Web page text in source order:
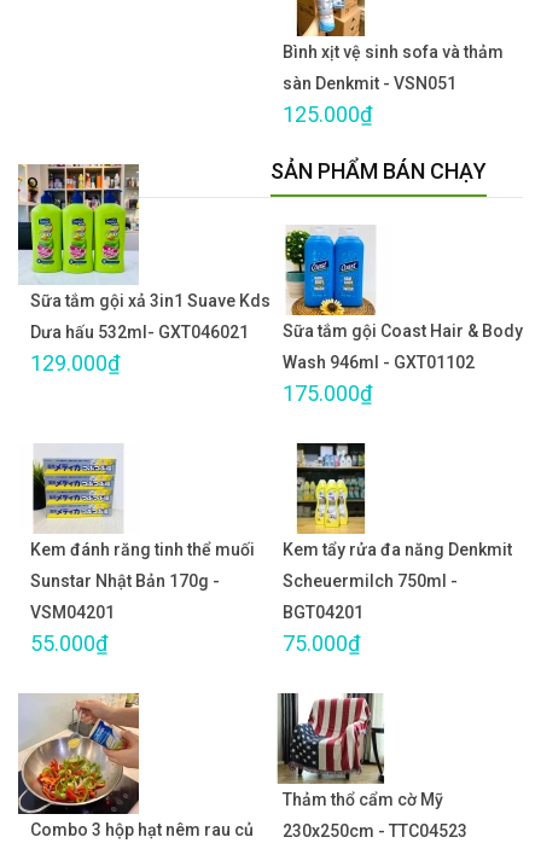
Bình xịt vệ sinh sofa và thảm
sàn Denkmit - VSN051
125.000₫
Sữa tắm gội xả 3in1 Suave Kds
Dưa hấu 532ml- GXT046021
129.000₫
SẢN PHẨM BÁN CHẠY
Sữa tắm gội Coast Hair & Body
Wash 946ml - GXT01102
175.000₫
Kem đánh răng tinh thể muối
Sunstar Nhật Bản 170g -
VSM04201
55.000₫
Kem tẩy rửa đa năng Denkmit
Scheuermilch 750ml -
BGT04201
75.000₫
Combo 3 hộp hạt nêm rau củ
Thảm thổ cẩm cờ Mỹ
230x250cm - TTC04523